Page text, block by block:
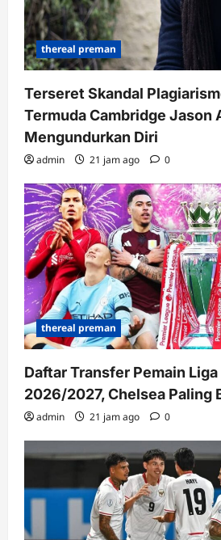
thereal preman
Terseret Skandal
Termuda Cambridge Jason
Mengundurkan Diri
admin 21 jam ago 0
thereal preman
Daftar Transfer Pemain
2026/2027, Chelsea Paling
admin 21 jam ago 0